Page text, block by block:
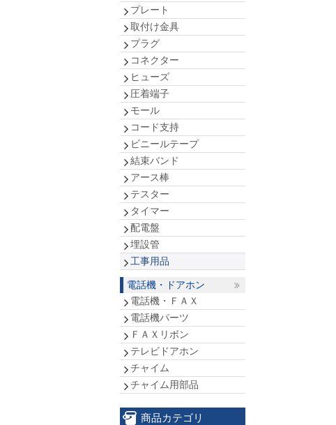
プレート
取付け金具
プラグ
コネクター
ヒューズ
圧着端子
モール
コード支持
ビニールテープ
結束バンド
アース棒
テスター
タイマー
配電盤
埋設管
工事用品
電話機・ドアホン
電話機・ＦＡＸ
電話機パーツ
ＦＡＸリボン
テレビドアホン
チャイム
チャイム用部品
商品カテゴリ